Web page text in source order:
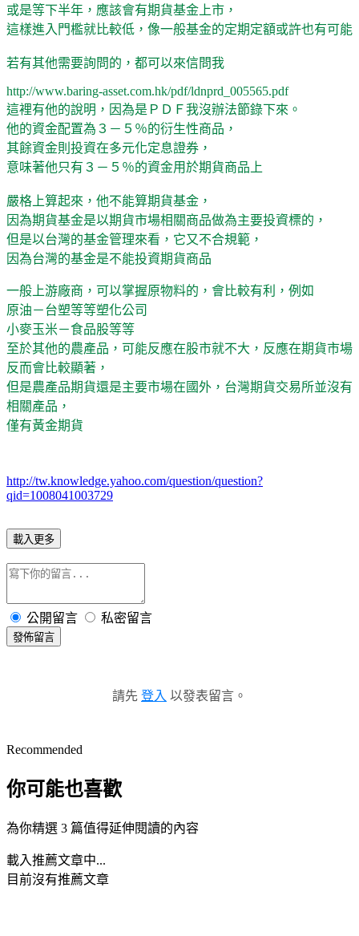
或是等下半年，應該會有期貨基金上市，
這樣進入門檻就比較低，像一般基金的定期定額或許也有可能
若有其他需要詢問的，都可以來信問我
http://www.baring-asset.com.hk/pdf/ldnprd_005565.pdf
這裡有他的說明，因為是ＰＤＦ我沒辦法節錄下來。
他的資金配置為３－５％的衍生性商品，
其餘資金則投資在多元化定息證券，
意味著他只有３－５％的資金用於期貨商品上
嚴格上算起來，他不能算期貨基金，
因為期貨基金是以期貨市場相關商品做為主要投資標的，
但是以台灣的基金管理來看，它又不合規範，
因為台灣的基金是不能投資期貨商品
一般上游廠商，可以掌握原物料的，會比較有利，例如
原油－台塑等等塑化公司
小麥玉米－食品股等等
至於其他的農產品，可能反應在股市就不大，反應在期貨市場
反而會比較顯著，
但是農產品期貨還是主要市場在國外，台灣期貨交易所並沒有
相關產品，
僅有黃金期貨
http://tw.knowledge.yahoo.com/question/question?
qid=1008041003729
載入更多
公開留言 私密留言
發佈留言
請先 登入 以發表留言。
Recommended
你可能也喜歡
為你精選 3 篇值得延伸閱讀的內容
載入推薦文章中...
目前沒有推薦文章